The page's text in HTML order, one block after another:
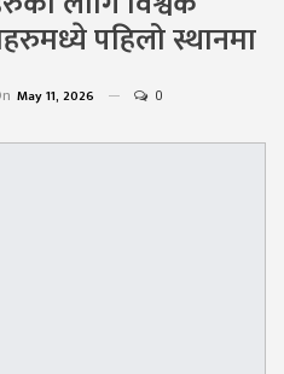
पहिलो स्थानमा
May 11, 2026 0